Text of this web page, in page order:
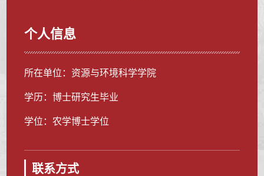
个人信息
所在单位：资源与环境科学学院
学历：博士研究生毕业
学位：农学博士学位
联系方式